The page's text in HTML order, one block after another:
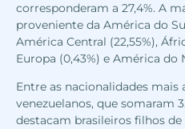
corresponderam a 27,4%. A
proveniente da América do
América Central (22,55%),
Europa (0,43%) e América do
Entre as nacionalidades mais
venezuelanos, que somaram
destacam brasileiros filhos